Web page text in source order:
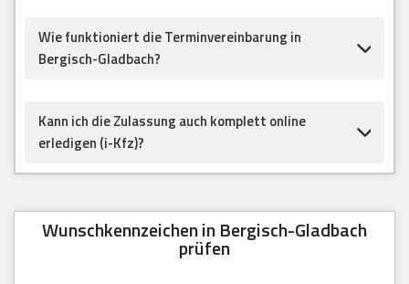
Wie funktioniert die Terminvereinbarung in
Bergisch-Gladbach?
Kann ich die Zulassung auch komplett online
erledigen (i-Kfz)?
Wunschkennzeichen in Bergisch-Gladbach
prüfen